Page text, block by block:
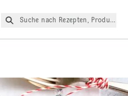
Suche nach Rezepten, Produkte,